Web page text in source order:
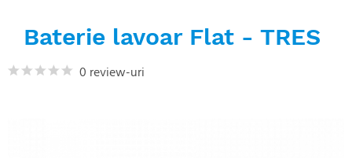
Baterie lavoar Flat - TRES
0 review-uri